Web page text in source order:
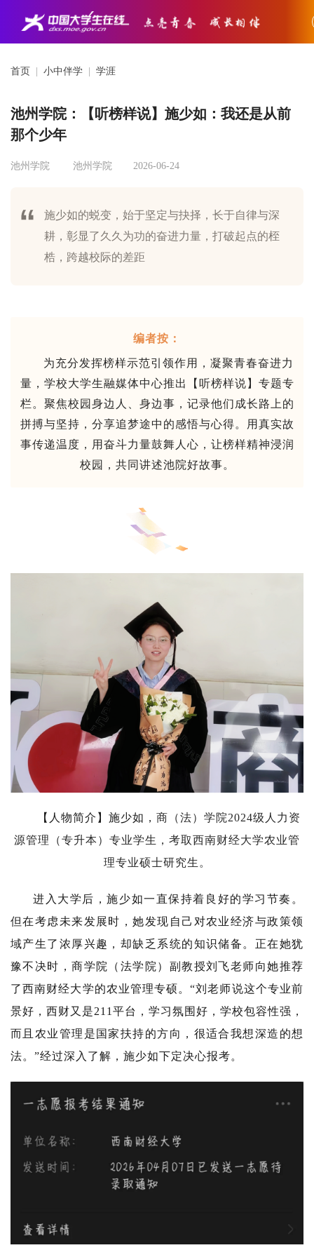
首页 小中伴学 学涯
池州学院：【听榜样说】施少如：我还是从前
那个少年
池州学院 池州学院 2026-06-24
施少如的蜕变，始于坚定与抉择，长于自律与深
耕，彰显了久久为功的奋进力量，打破起点的桎
梏，跨越校际的差距
编者按：
为充分发挥榜样示范引领作用，凝聚青春奋进力
量，学校大学生融媒体中心推出【听榜样说】专题专
栏。聚焦校园身边人、身边事，记录他们成长路上的
拼搏与坚持，分享追梦途中的感悟与心得。用真实故
事传递温度，用奋斗力量鼓舞人心，让榜样精神浸润
校园，共同讲述池院好故事。
【人物简介】施少如， 商（法）学院2024级人力资
源管理（专升本）专业学生，考取西南财经大学农业管
理专业硕士研究生。
进入大学后，施少如一直保持着良好的学习节奏。
但在考虑未来发展时，她发现自己对农业经济与政策领
域产生了浓厚兴趣，却缺乏系统的知识储备。正在她犹
豫不决时，商学院（法学院）副教授刘飞老师向她推荐
了西南财经大学的农业管理专硕。“刘老师说这个专业前
景好，西财又是211平台，学习氛围好，学校包容性强，
而且农业管理是国家扶持的方向，很适合我想深造的想
法。”经过深入了解，施少如下定决心报考。